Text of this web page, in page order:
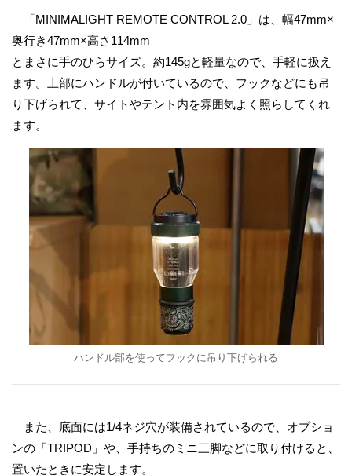
「MINIMALIGHT REMOTE CONTROL 2.0」は、幅47mm×
奥行き47mm×高さ114mm
とまさに手のひらサイズ。約145gと軽量なので、手軽に扱え
ます。上部にハンドルが付いているので、フックなどにも吊
り下げられて、サイトやテント内を雰囲気よく照らしてくれ
ます。
ハンドル部を使ってフックに吊り下げられる
また、底面には1/4ネジ穴が装備されているので、オプショ
ンの「TRIPOD」や、手持ちのミニ三脚などに取り付けると、
置いたときに安定します。